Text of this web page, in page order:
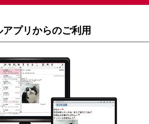
プリからのご利用